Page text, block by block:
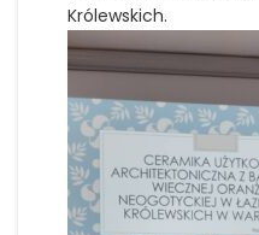
Królewskich.